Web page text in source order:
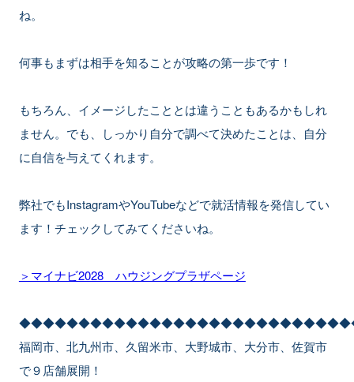
ね。
何事もまずは相手を知ることが攻略の第一歩です！
もちろん、イメージしたこととは違うこともあるかもしれ
ません。でも、しっかり自分で調べて決めたことは、自分
に自信を与えてくれます。
弊社でもInstagramやYouTubeなどで就活情報を発信してい
ます！チェックしてみてくださいね。
＞マイナビ2028 ハウジングプラザページ
福岡市、北九州市、久留米市、大野城市、大分市、佐賀市
で９店舗展開！